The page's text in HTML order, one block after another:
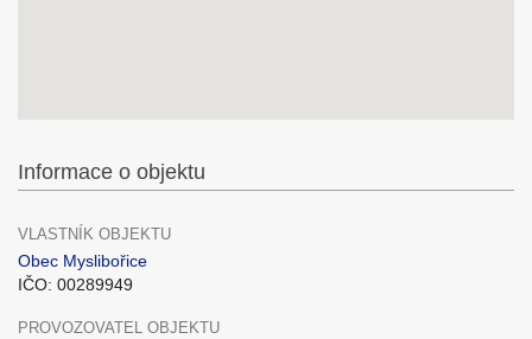
Informace o objektu
VLASTNÍK OBJEKTU
Obec Myslibořice
IČO: 00289949
PROVOZOVATEL OBJEKTU